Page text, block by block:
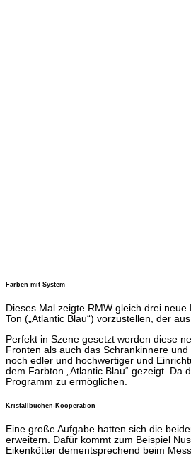
Farben mit System
Dieses Mal zeigte RMW gleich drei
Ton („Atlantic Blau“) vorzustellen, der
Perfekt in Szene gesetzt werden diese
Fronten als auch das Schrankinnere
noch edler und hochwertiger und
dem Farbton „Atlantic Blau“ gezeigt. Da
Programm zu ermöglichen.
Kristallbuchen-Kooperation
Eine große Aufgabe hatten sich die
erweitern. Dafür kommt zum Beispiel
Eikenkötter dementsprechend beim